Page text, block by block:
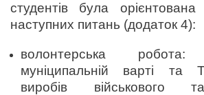
студентів була
наступних питань (додаток 4):
волонтерська
муніципальній варті та
виробів військового